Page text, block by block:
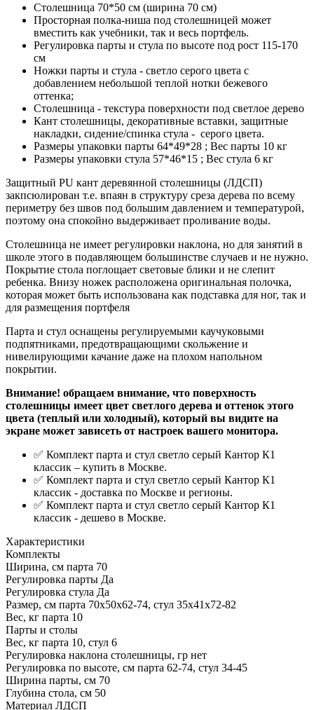
Столешница 70*50 см (ширина 70 см)
Просторная полка-ниша под столешницей может
вместить как учебники, так и весь портфель.
Регулировка парты и стула по высоте под рост 115-170
см
Ножки парты и стула - светло серого цвета с
добавлением небольшой теплой нотки бежевого
оттенка;
Столешница - текстура поверхности под светлое дерево
Кант столешницы, декоративные вставки, защитные
накладки, сидение/спинка стула - серого цвета.
Размеры упаковки парты 64*49*28 ; Вес парты 10 кг
Размеры упаковки стула 57*46*15 ; Вес стула 6 кг
Защитный PU кант деревянной столешницы (ЛДСП)
закпсюлирован т.е. впаян в структуру среза дерева по всему
периметру без швов под большим давлением и температурой,
поэтому она спокойно выдерживает проливание воды.
Столешница не имеет регулировки наклона, но для занятий в
школе этого в подавляющем большинстве случаев и не нужно.
Покрытие стола поглощает световые блики и не слепит
ребенка. Внизу ножек расположена оригинальная полочка,
которая может быть использована как подставка для ног, так и
для размещения портфеля
Парта и стул оснащены регулируемыми каучуковыми
подпятниками, предотвращающими скольжение и
нивелирующими качание даже на плохом напольном
покрытии.
Внимание! обращаем внимание, что поверхность
столешницы имеет цвет светлого дерева и оттенок этого
цвета (теплый или холодный), который вы видите на
экране может зависеть от настроек вашего монитора.
✅ Комплект парта и стул светло серый Кантор К1
классик – купить в Москве.
✅ Комплект парта и стул светло серый Кантор К1
классик - доставка по Москве и регионы.
✅ Комплект парта и стул светло серый Кантор К1
классик - дешево в Москве.
Характеристики
Комплекты
Ширина, см парта 70
Регулировка парты Да
Регулировка стула Да
Размер, см парта 70х50х62-74, стул 35х41х72-82
Вес, кг парта 10
Парты и столы
Вес, кг парта 10, стул 6
Регулировка наклона столешницы, гр нет
Регулировка по высоте, см парта 62-74, стул 34-45
Ширина парты, см 70
Глубина стола, см 50
Материал ЛДСП